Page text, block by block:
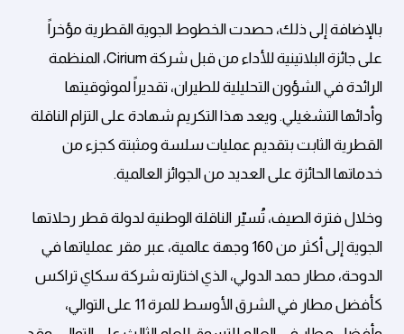
بالإضافة إلى ذلك، حصدت الخطوط الجوية القطرية مؤخراً
على جائزة البلاتينية للأداء من قبل شركة Cirium، المنظمة
الرائدة في الشؤون التحليلية للطيران، تقديراً لموثوقيتها
وأدائها التشغيلي. ويعد هذا التكريم شهادة على التزام الناقلة
القطرية الثابت بتقديم عمليات سلسة ومثبتة كجزء من
خدماتها الحائزة على العديد من الجوائز العالمية.
وخلال فترة الصيف، تُسيّر الناقلة الوطنية لدولة قطر رحلاتها
الجوية إلى أكثر من 160 وجهة عالمية، عبر مقر عملياتها في
الدوحة، مطار حمد الدولي، الذي اختارته شركة سكاي تراكس
كأفضل مطار في الشرق الأوسط للمرة 11 على التوالي،